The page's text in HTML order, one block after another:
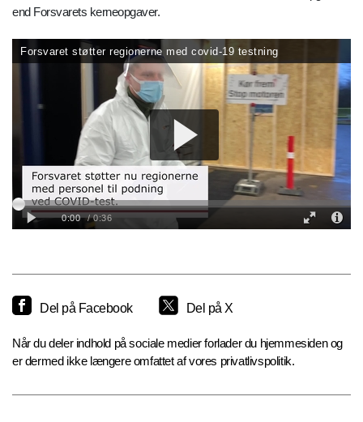
end Forsvarets kerneopgaver.
Del på Facebook Del på X
Når du deler indhold på sociale medier forlader du hjemmesiden og
er dermed ikke længere omfattet af vores privatlivspolitik.